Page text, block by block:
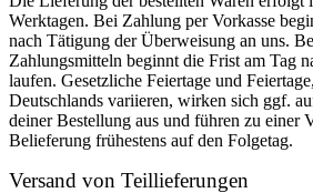
Werktagen. Bei Zahlung per Vorkasse
nach Tätigung der Überweisung an uns.
Zahlungsmitteln beginnt die Frist am Tag
laufen. Gesetzliche Feiertage und
Deutschlands variieren, wirken sich ggf.
deiner Bestellung aus und führen zu einer
Belieferung frühestens auf den Folgetag.
Versand von Teillieferungen